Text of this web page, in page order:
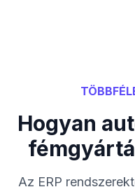
Hogyan
Az ERP